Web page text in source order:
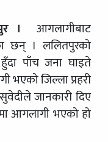
।
आगलागीबाट
छन् । ललितपुरको
पाँच जना घाइते
भएको जिल्ला प्रहरी
जानकारी दिए
आगलागी भएको हो